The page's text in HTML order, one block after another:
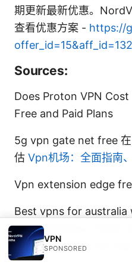
期更新最新优惠。
查看优惠方案 - https://
Sources:
Does Proton VPN
Free and Paid Plans
5g vpn gate net free
估 Vpn机场：全面指南
Vpn extension edge
Best vpns for
recommends in 2026:
VPNs for 2026 You Can
VPN
SPONSORED